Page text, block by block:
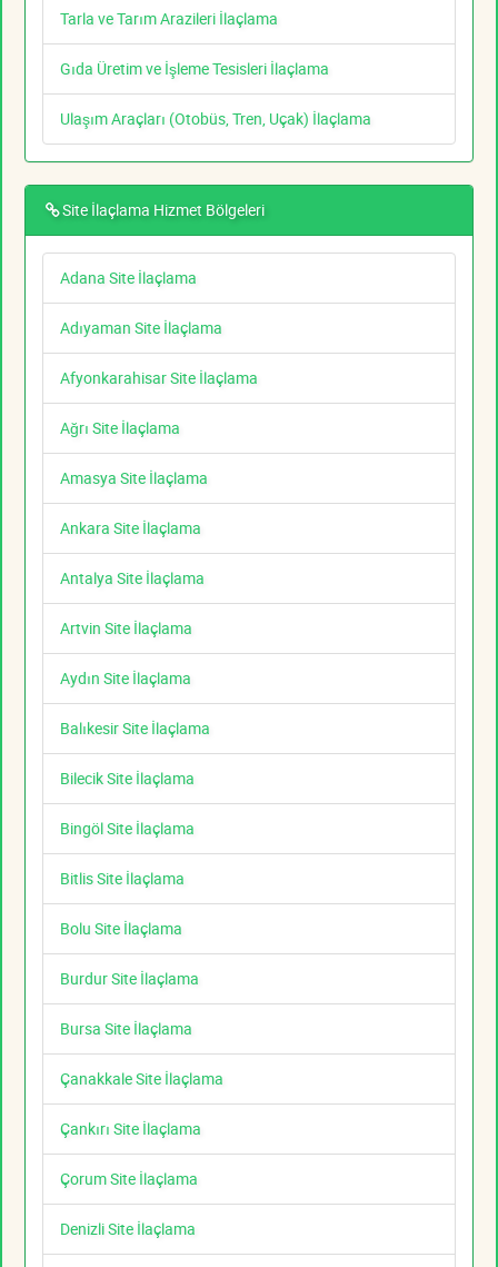
Tarla ve Tarım Arazileri İlaçlama
Gıda Üretim ve İşleme Tesisleri İlaçlama
Ulaşım Araçları (Otobüs, Tren, Uçak) İlaçlama
Site İlaçlama Hizmet Bölgeleri
Adana Site İlaçlama
Adıyaman Site İlaçlama
Afyonkarahisar Site İlaçlama
Ağrı Site İlaçlama
Amasya Site İlaçlama
Ankara Site İlaçlama
Antalya Site İlaçlama
Artvin Site İlaçlama
Aydın Site İlaçlama
Balıkesir Site İlaçlama
Bilecik Site İlaçlama
Bingöl Site İlaçlama
Bitlis Site İlaçlama
Bolu Site İlaçlama
Burdur Site İlaçlama
Bursa Site İlaçlama
Çanakkale Site İlaçlama
Çankırı Site İlaçlama
Çorum Site İlaçlama
Denizli Site İlaçlama